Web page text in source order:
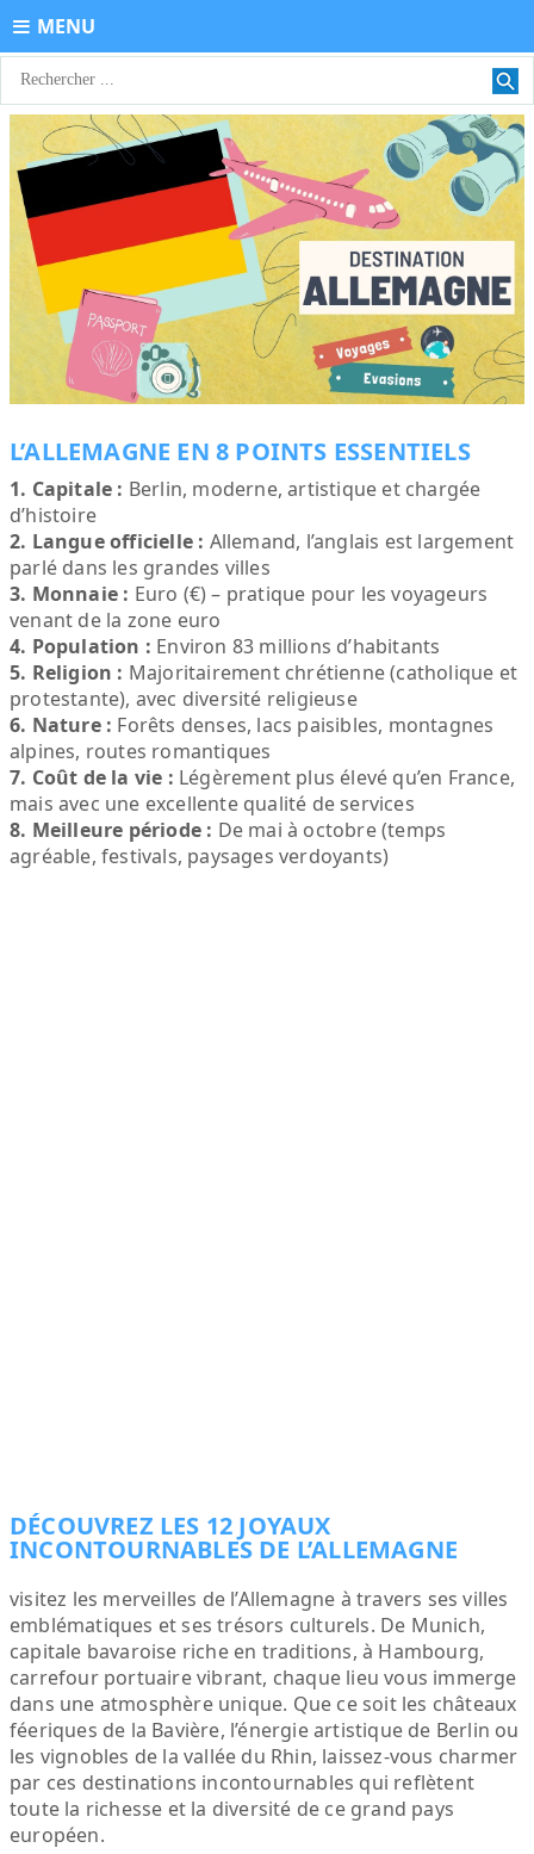
MENU
L’ALLEMAGNE EN 8 POINTS ESSENTIELS
1. Capitale : Berlin, moderne, artistique et chargée
d’histoire
2. Langue officielle : Allemand, l’anglais est largement
parlé dans les grandes villes
3. Monnaie : Euro (€) – pratique pour les voyageurs
venant de la zone euro
4. Population : Environ 83 millions d’habitants
5. Religion : Majoritairement chrétienne (catholique et
protestante), avec diversité religieuse
6. Nature : Forêts denses, lacs paisibles, montagnes
alpines, routes romantiques
7. Coût de la vie : Légèrement plus élevé qu’en France,
mais avec une excellente qualité de services
8. Meilleure période : De mai à octobre (temps
agréable, festivals, paysages verdoyants)
DÉCOUVREZ LES 12 JOYAUX
INCONTOURNABLES DE L’ALLEMAGNE
visitez les merveilles de l’Allemagne à travers ses villes
emblématiques et ses trésors culturels. De Munich,
capitale bavaroise riche en traditions, à Hambourg,
carrefour portuaire vibrant, chaque lieu vous immerge
dans une atmosphère unique. Que ce soit les châteaux
féeriques de la Bavière, l’énergie artistique de Berlin ou
les vignobles de la vallée du Rhin, laissez-vous charmer
par ces destinations incontournables qui reflètent
toute la richesse et la diversité de ce grand pays
européen.